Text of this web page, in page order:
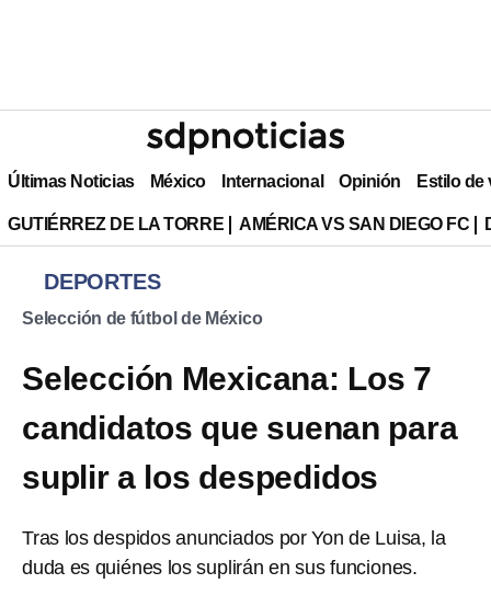
Últimas Noticias México Internacional Opinión Estilo de
GUTIÉRREZ DE LA TORRE AMÉRICA VS SAN DIEGO FC
DEPORTES
Selección de fútbol de México
Selección Mexicana: Los 7
candidatos que suenan para
suplir a los despedidos
Tras los despidos anunciados por Yon de Luisa, la
duda es quiénes los suplirán en sus funciones.